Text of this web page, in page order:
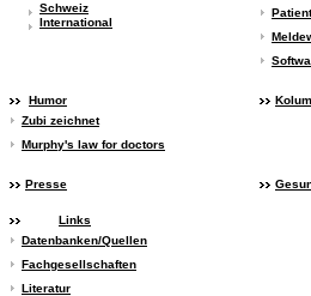
Schweiz
International
Humor
Zubi zeichnet
Murphy's law for doctors
Presse
Links
Datenbanken/Quellen
Fachgesellschaften
Literatur